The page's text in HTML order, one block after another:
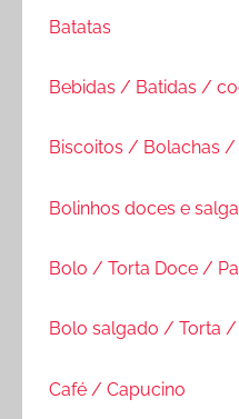
Batatas
Bebidas / Batidas /
Biscoitos / Bolachas /
Bolinhos doces e
Bolo / Torta Doce /
Bolo salgado / Torta
Café / Capucino